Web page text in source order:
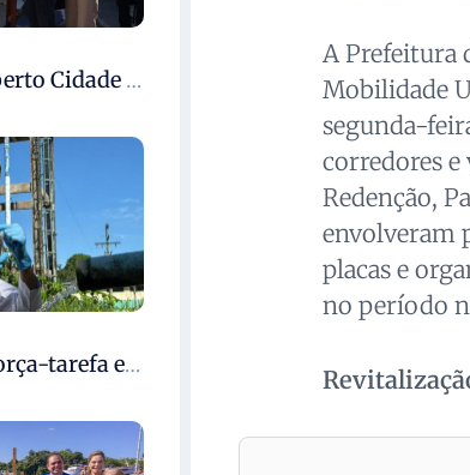
Governador Roberto Cidade entrega readequação do ambulatório da FCecon e amplia capacidade de atendimento oncológico em Manaus
Cosama inicia força-tarefa em Anamã para fortalecer abastecimento de água e segurança hídrica da população
A Prefeitura
Mobilidade
segunda-
corredores
Redenção,
envolveram
placas e
no período